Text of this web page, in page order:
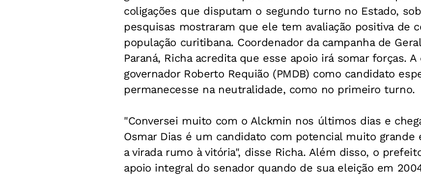
coligações que disputam o segundo turno no Estado,
pesquisas mostraram que ele tem avaliação positiva de
população curitibana. Coordenador da campanha de
Paraná, Richa acredita que esse apoio irá somar forças.
governador Roberto Requião (PMDB) como candidato
permanecesse na neutralidade, como no primeiro turno.
"Conversei muito com o Alckmin nos últimos dias e
Osmar Dias é um candidato com potencial muito grande
a virada rumo à vitória", disse Richa. Além disso, o
apoio integral do senador quando de sua eleição em